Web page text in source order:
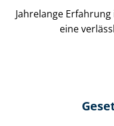
Jahrelange
eine